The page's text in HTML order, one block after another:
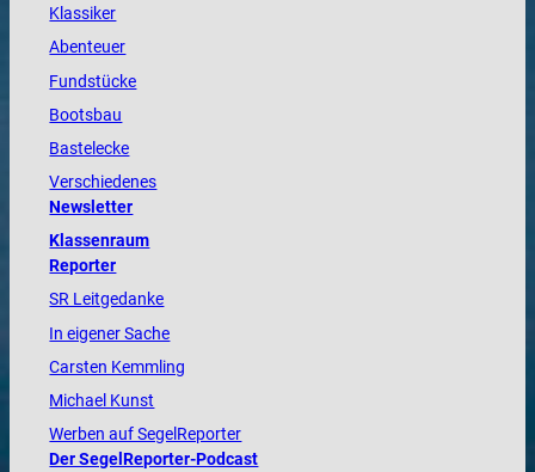
Klassiker
Abenteuer
Fundstücke
Bootsbau
Bastelecke
Verschiedenes
Newsletter
Klassenraum
Reporter
SR Leitgedanke
In eigener Sache
Carsten Kemmling
Michael Kunst
Werben auf SegelReporter
Der SegelReporter-Podcast